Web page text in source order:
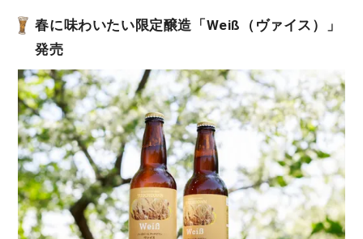
春に味わいたい限定醸造「Weiß（ヴァイス）」
発売